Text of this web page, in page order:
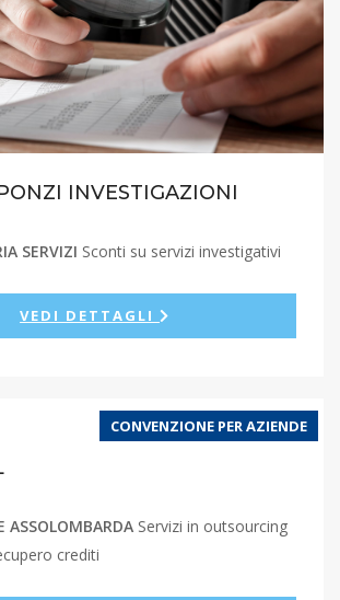
INVESTIGAZIONI
SERVIZI Sconti su servizi investigativi
VEDI DETTAGLI
CONVENZIONE PER AZIENDE
ASSOLOMBARDA Servizi in outsourcing
crediti